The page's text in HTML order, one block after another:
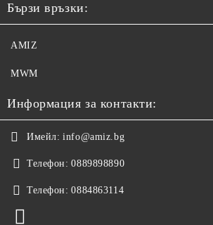
Бързи връзки:
AMIZ
MWM
Информация за контакти:
Имейл: info@amiz.bg
Телефон: 0889898890
Телефон: 0884863114